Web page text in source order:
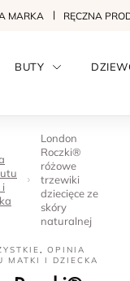
MARKA RĘCZNA
BUTY
i
London
Roczki®
różowe
trzewiki
dziecięce ze
skóry
naturalnej
,OPINIA
MATKI I DZIECKA